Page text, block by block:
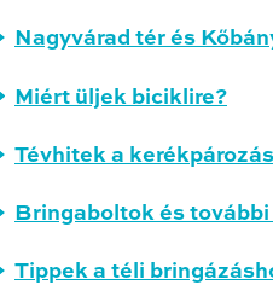
Nagyvárad tér és
Miért üljek biciklire?
Tévhitek a
Bringaboltok és
Tippek a téli